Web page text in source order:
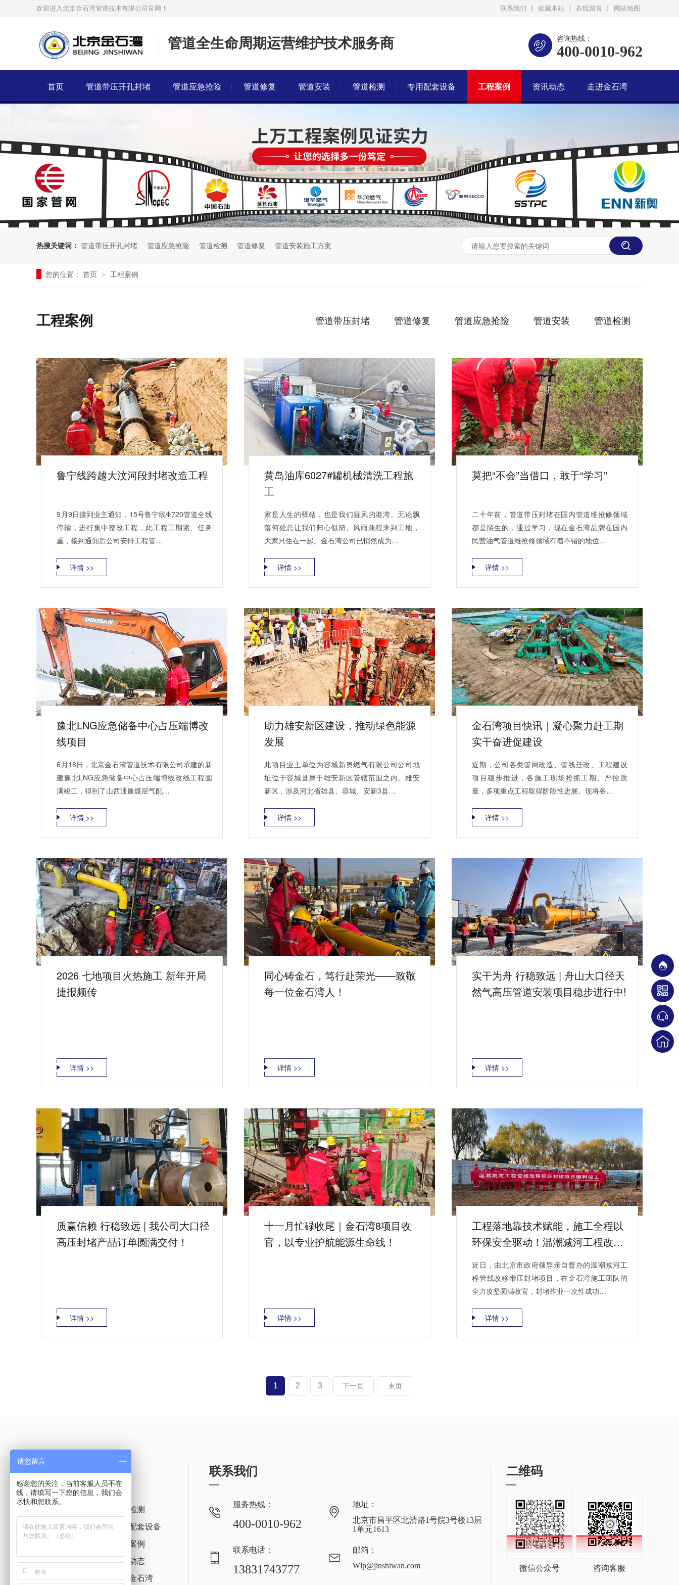
联系我们 收藏本站 在线留言 网站地图
欢迎进入北京金石湾管道技术有限公司官网！
管道全生命周期运营维护技术服务商 咨询热线：
400-0010-962
首页 管道带压开孔封堵 管道应急抢险 管道修复 管道安装 管道检测 专用配套设备 工程案例 资讯动态 走进金石湾
热搜关键词： 管道带压开孔封堵 管道应急抢险 管道检测 管道修复 管道安装施工方案
您的位置： 首页 > 工程案例
工程案例 管道带压封堵 管道修复 管道应急抢险 管道安装 管道检测
鲁宁线跨越大汶河段封堵改造工程
9月9日接到业主通知，15号鲁宁线Φ720管道全线
停输，进行集中整改工程，此工程工期紧、任务
重，接到通知后公司安排工程管…
详情 >>
黄岛油库6027#罐机械清洗工程施
工
家是人生的驿站，也是我们避风的港湾。无论飘
落何处总让我们归心似箭。风雨兼程来到工地，
大家只住在一起。金石湾公司已悄然成为…
详情 >>
莫把“不会”当借口，敢于“学习”
二十年前，管道带压封堵在国内管道维抢修领域
都是陌生的，通过学习，现在金石湾品牌在国内
民营油气管道维抢修领域有着不错的地位…
详情 >>
豫北LNG应急储备中心占压端博改
线项目
6月18日，北京金石湾管道技术有限公司承建的新
建豫北LNG应急储备中心占压端博线改线工程圆
满竣工，得到了山西通豫煤层气配…
详情 >>
助力雄安新区建设，推动绿色能源
发展
此项目业主单位为容城新奥燃气有限公司公司地
址位于容城县属于雄安新区管辖范围之内。雄安
新区，涉及河北省雄县、容城、安新3县…
详情 >>
金石湾项目快讯｜凝心聚力赶工期
实干奋进促建设
近期，公司各类管网改造、管线迁改、工程建设
项目稳步推进，各施工现场抢抓工期、严控质
量，多项重点工程取得阶段性进展。现将各…
详情 >>
2026 七地项目火热施工 新年开局
捷报频传
详情 >>
同心铸金石，笃行赴荣光——致敬
每一位金石湾人！
详情 >>
实干为舟 行稳致远 | 舟山大口径天
然气高压管道安装项目稳步进行中!
详情 >>
质赢信赖 行稳致远 | 我公司大口径
高压封堵产品订单圆满交付！
详情 >>
十一月忙碌收尾｜金石湾8项目收
官，以专业护航能源生命线！
详情 >>
工程落地靠技术赋能，施工全程以
环保安全驱动！温潮减河工程改线
近日，由北京市政府领导亲自督办的温潮减河工
程管线改移带压封堵项目，在金石湾施工团队的
全力攻坚圆满收官，封堵作业一次性成功…
详情 >>
1 2 3 下一页 末页
网站导航
管道检测
管道带压开孔封堵
专用配套设备
工程案例
管道修复
资讯动态
管道安装
走进金石湾
联系我们
服务热线：
400-0010-962
地址：
北京市昌平区北清路1号院3号楼13层
1单元1613
联系电话：
13831743777
邮箱：
Wlp@jinshiwan.com
二维码
微信公众号 咨询客服
请您留言
感谢您的关注，当前客服人员不在
线，请填写一下您的信息，我们会
尽快和您联系。